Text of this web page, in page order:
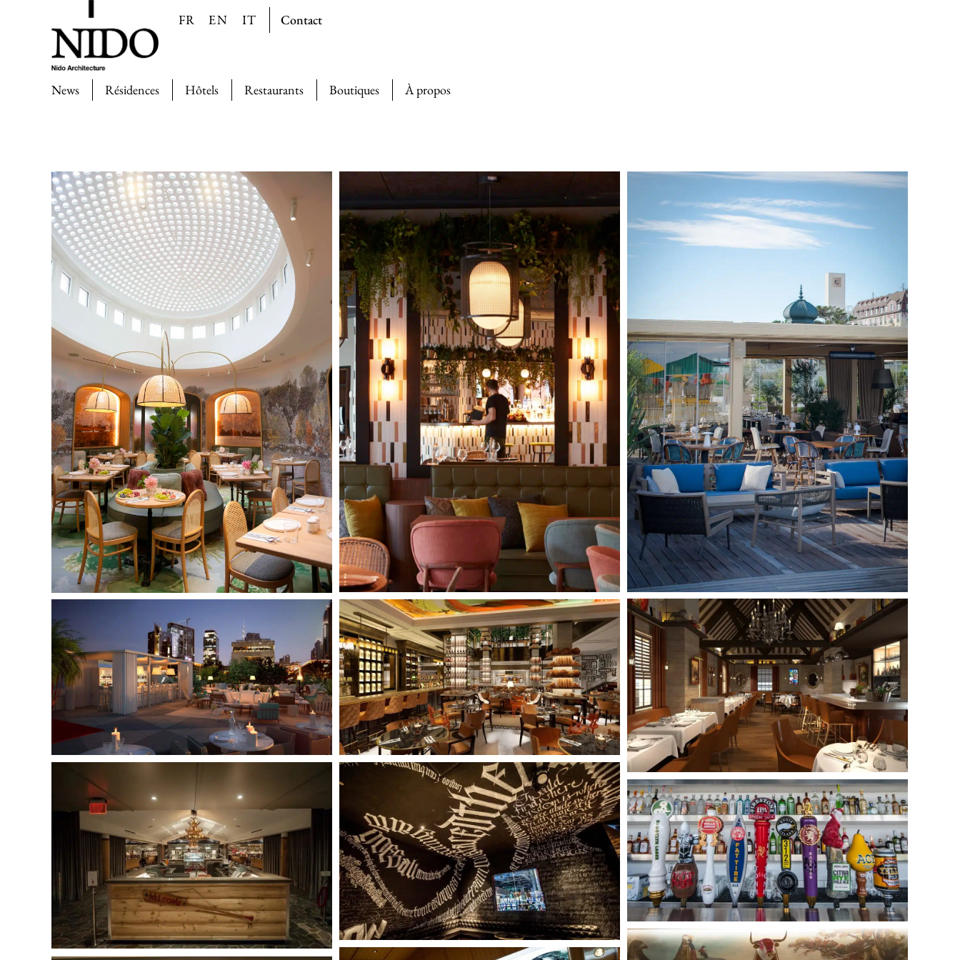
FR EN IT Contact
News Résidences Hôtels Restaurants Boutiques À propos